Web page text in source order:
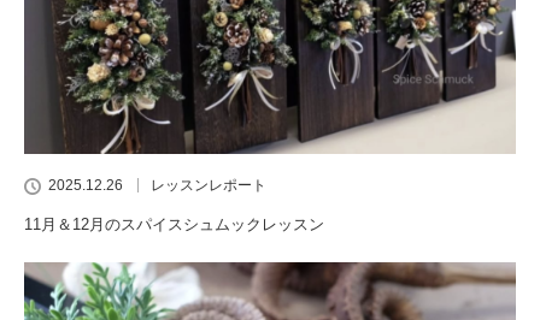
2025.12.26 レッスンレポート
11月＆12月のスパイスシュムックレッスン